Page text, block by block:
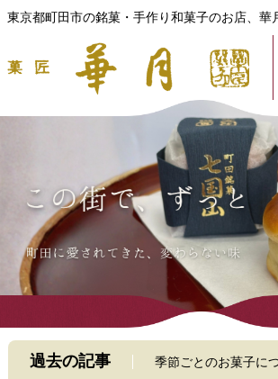
東京都町田市の銘菓・手作り和菓子のお店、華
過去の記事
季節ごとのお菓子に